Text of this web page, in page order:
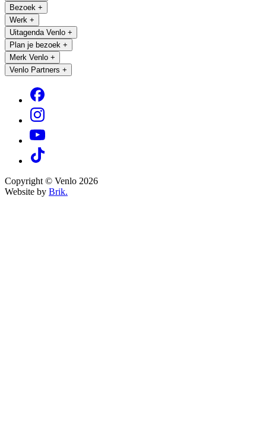
Bezoek +
Werk +
Uitagenda Venlo +
Plan je bezoek +
Merk Venlo +
Venlo Partners +
Copyright © Venlo 2026
Website by Brik.